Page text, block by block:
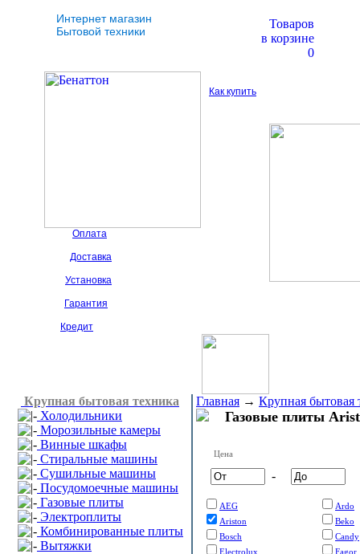
Интернет магазин
Бытовой техники
Товаров
в корзине
0
Как купить
Оплата
Доставка
Установка
Гарантия
Кредит
Крупная бытовая техника
Холодильники
Морозильные камеры
Винные шкафы
Стиральные машины
Сушильные машины
Посудомоечные машины
Газовые плиты
Электроплиты
Комбинированные плиты
Вытяжки
Главная → Крупная бытовая
Газовые плиты
Цена
-
AEG
Ardo
Ariston
Beko
Bosch
Candy
Electrolux
Fagor